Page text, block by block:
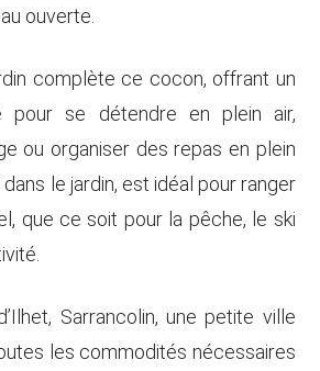
ouverte.
complète ce cocon, offrant un
pour se détendre en plein air,
ou organiser des repas en plein
dans le jardin, est idéal pour ranger
que ce soit pour la pêche, le ski
Sarrancolin, une petite ville
les commodités nécessaires